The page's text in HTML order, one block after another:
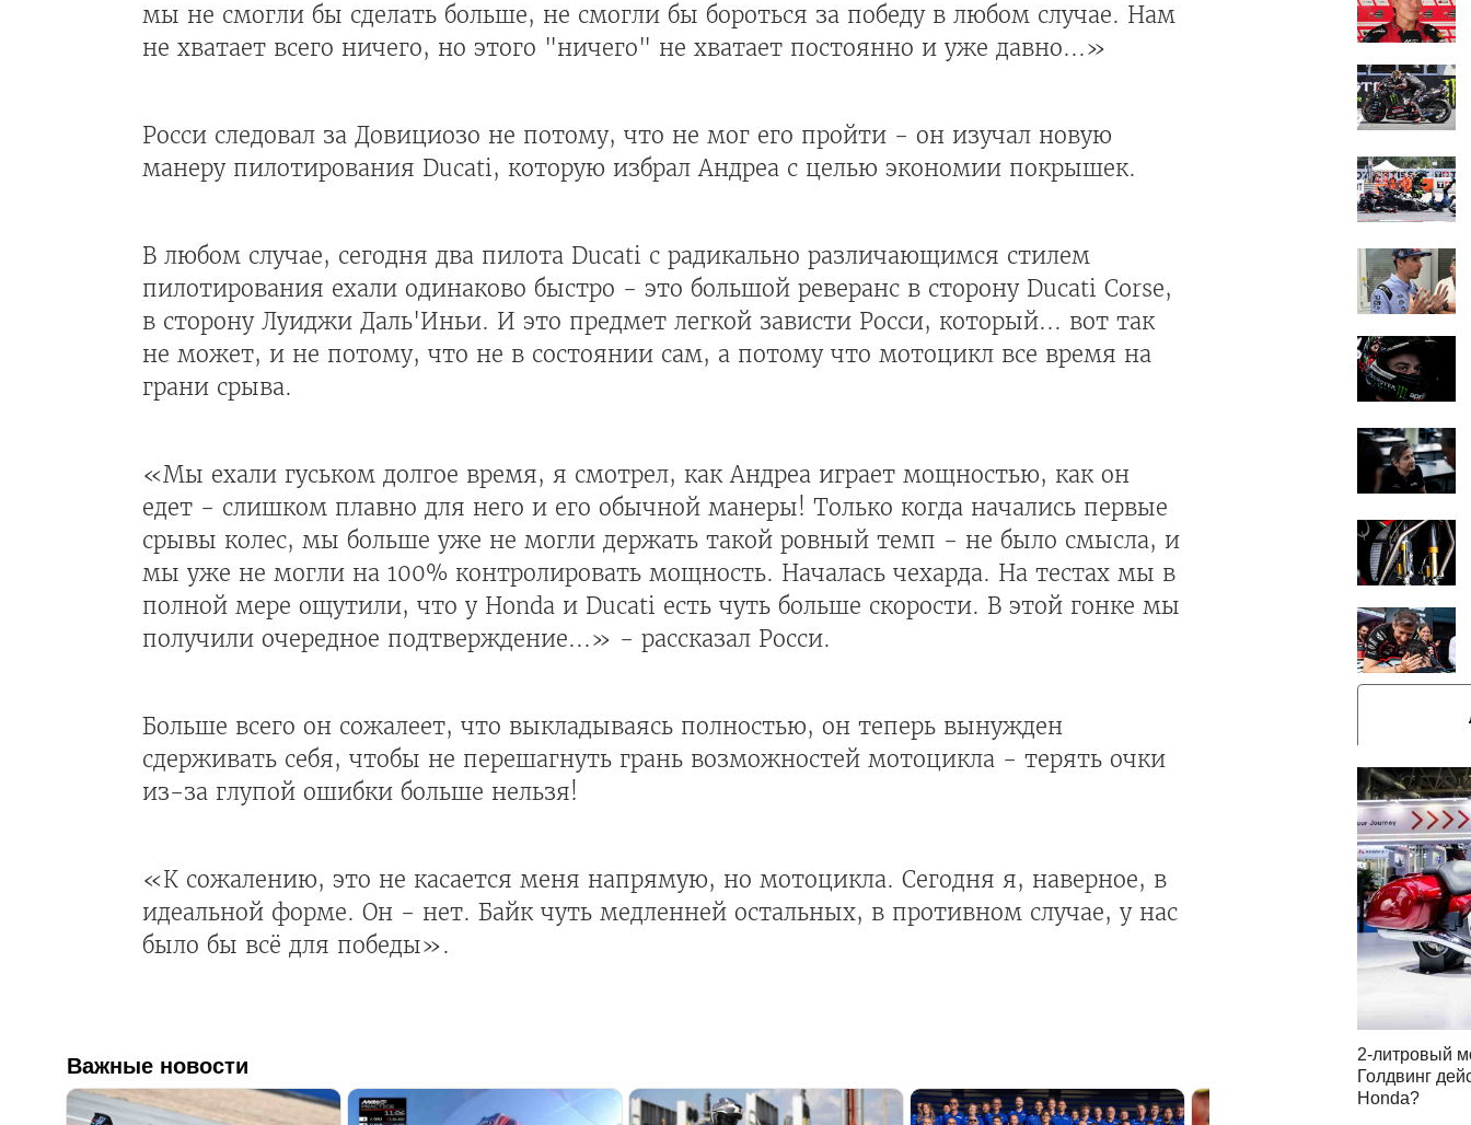
2-литровый
Голдвинг
Honda?
мы не смогли бы сделать больше, не смогли бы бороться за победу в любом случае. Нам
не хватает всего ничего, но этого "ничего" не хватает постоянно и уже давно...»
Росси следовал за Довициозо не потому, что не мог его пройти - он изучал новую
манеру пилотирования Ducati, которую избрал Андреа с целью экономии покрышек.
В любом случае, сегодня два пилота Ducati с радикально различающимся стилем
пилотирования ехали одинаково быстро - это большой реверанс в сторону Ducati Corse,
в сторону Луиджи Даль'Иньи. И это предмет легкой зависти Росси, который... вот так
не может, и не потому, что не в состоянии сам, а потому что мотоцикл все время на
грани срыва.
«Мы ехали гуськом долгое время, я смотрел, как Андреа играет мощностью, как он
едет - слишком плавно для него и его обычной манеры! Только когда начались первые
срывы колес, мы больше уже не могли держать такой ровный темп - не было смысла, и
мы уже не могли на 100% контролировать мощность. Началась чехарда. На тестах мы в
полной мере ощутили, что у Honda и Ducati есть чуть больше скорости. В этой гонке мы
получили очередное подтверждение...» - рассказал Росси.
Больше всего он сожалеет, что выкладываясь полностью, он теперь вынужден
сдерживать себя, чтобы не перешагнуть грань возможностей мотоцикла - терять очки
из-за глупой ошибки больше нельзя!
«К сожалению, это не касается меня напрямую, но мотоцикла. Сегодня я, наверное, в
идеальной форме. Он - нет. Байк чуть медленней остальных, в противном случае, у нас
было бы всё для победы».
Важные новости